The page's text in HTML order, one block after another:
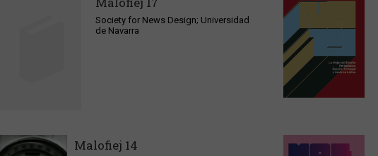
Society for News Design; Universidad
de Navarra
Malofiej 14